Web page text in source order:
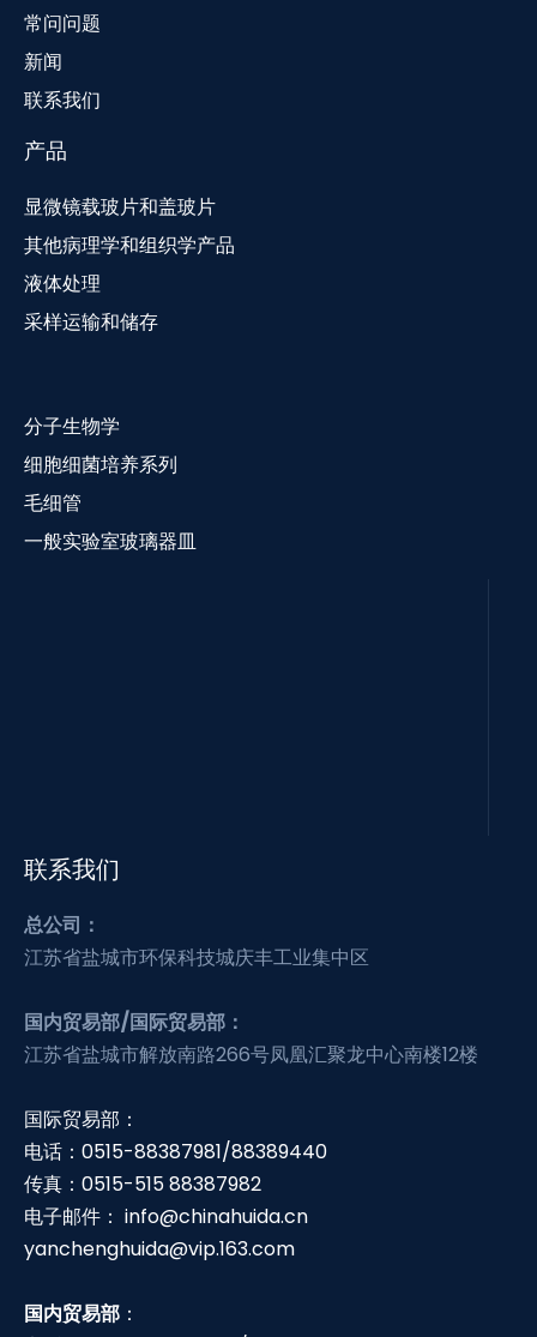
常问问题
新闻
联系我们
产品
显微镜载玻片和盖玻片
其他病理学和组织学产品
液体处理
采样运输和储存
分子生物学
细胞细菌培养系列
毛细管
一般实验室玻璃器皿
联系我们
总公司：
江苏省盐城市环保科技城庆丰工业集中区
国内贸易部/国际贸易部：
江苏省盐城市解放南路266号凤凰汇聚龙中心南楼12楼
国际贸易部：
电话：0515-88387981/88389440
传真：0515-515 88387982
电子邮件： info@chinahuida.cn
yanchenghuida@vip.163.com
国内贸易部 ：